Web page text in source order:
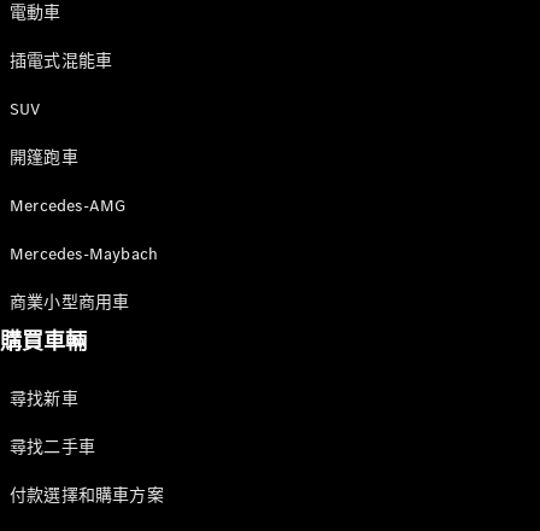
GLB
GLC
純電動
GLE
GLS
Mercedes-
GLS
Class
G-Class
小型轎車
電動車
插電式混能車
SUV
開篷跑車
Mercedes-AMG
Mercedes-Maybach
商業小型商用車
購買車輛
尋找新車
尋找二手車
付款選擇和購車方案